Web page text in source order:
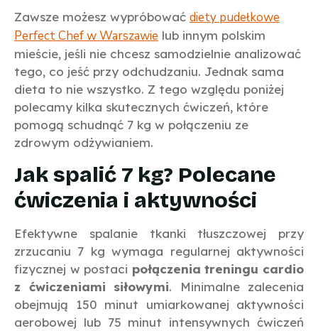
Zawsze możesz wypróbować diety pudełkowe
Perfect Chef w Warszawie lub innym polskim
mieście, jeśli nie chcesz samodzielnie analizować
tego, co jeść przy odchudzaniu. Jednak sama
dieta to nie wszystko. Z tego względu poniżej
polecamy kilka skutecznych ćwiczeń, które
pomogą schudnąć 7 kg w połączeniu ze
zdrowym odżywianiem.
Jak spalić 7 kg? Polecane
ćwiczenia i aktywności
Efektywne spalanie tkanki tłuszczowej przy
zrzucaniu 7 kg wymaga regularnej aktywności
fizycznej w postaci połączenia treningu cardio
z ćwiczeniami siłowymi. Minimalne zalecenia
obejmują 150 minut umiarkowanej aktywności
aerobowej lub 75 minut intensywnych ćwiczeń